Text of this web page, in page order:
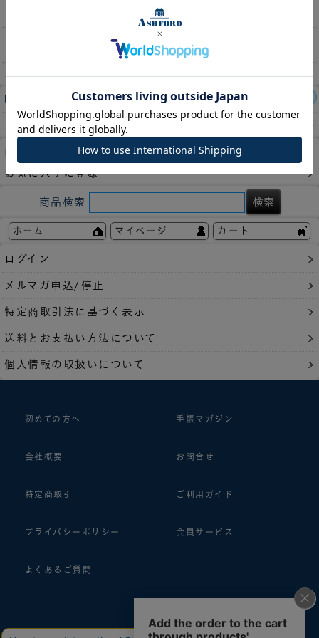
にも最適です。
無地 100枚
レビュー件数： 4件
4.75
商品についてのお問い合わせ
お気に入りに登録
商品検索
ホーム マイページ カート
ログイン
メルマガ申込/停止
特定商取引法に基づく表示
送料とお支払い方法について
個人情報の取扱いについて
初めての方へ 手帳マガジン
会社概要 お問合せ
特定商取引 ご利用ガイド
プライバシーポリシー 会員サービス
よくあるご質問
follow us!